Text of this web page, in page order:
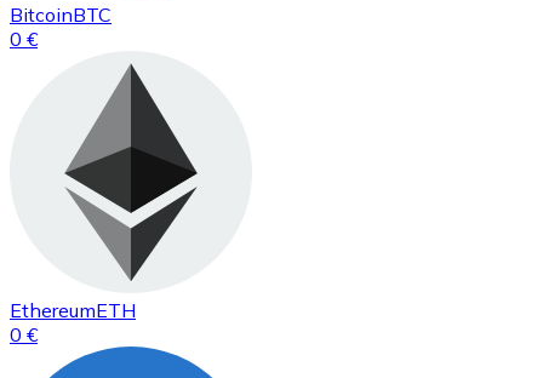
BitcoinBTC
0 €
EthereumETH
0 €